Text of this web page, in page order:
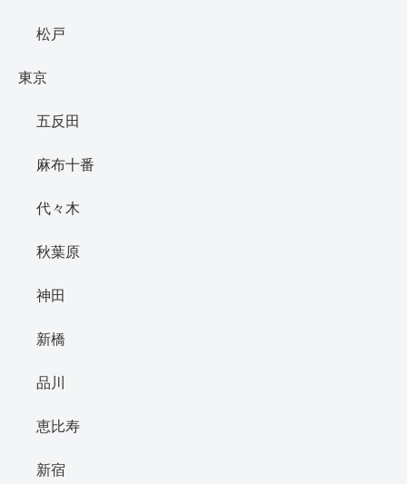
松戸
東京
五反田
麻布十番
代々木
秋葉原
神田
新橋
品川
恵比寿
新宿